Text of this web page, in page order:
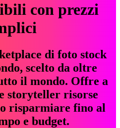
con prezzi
di foto stock
scelto da oltre
il mondo. Offre a
storyteller risorse
risparmiare fino al
e budget.